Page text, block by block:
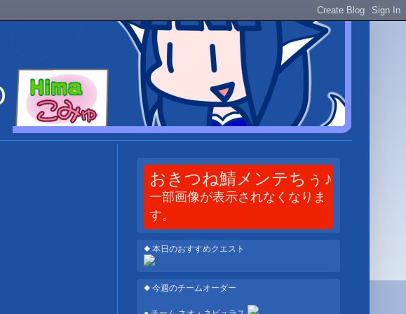
おきつね鯖メンテちぅ♪
一部画像が表示されなくなりま
す。
◆ 本日のおすすめクエスト
◆ 今週のチームオーダー